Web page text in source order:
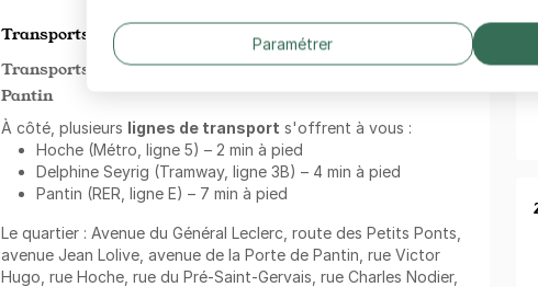
Transports en commun à proximité du parking
Transports à proximité du Métro Hoche - rue de la Liberté -
Pantin
À côté, plusieurs lignes de transport s'offrent à vous :
Hoche (Métro, ligne 5) – 2 min à pied
Delphine Seyrig (Tramway, ligne 3B) – 4 min à pied
Pantin (RER, ligne E) – 7 min à pied
Le quartier : Avenue du Général Leclerc, route des Petits Ponts,
avenue Jean Lolive, avenue de la Porte de Pantin, rue Victor
Hugo, rue Hoche, rue du Pré-Saint-Gervais, rue Charles Nodier,
Paramétrer